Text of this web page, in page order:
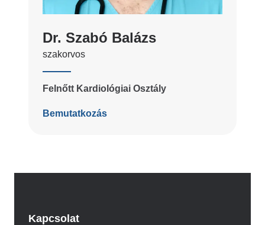
Dr. Szabó Balázs
szakorvos
Felnőtt Kardiológiai Osztály
Bemutatkozás
Kapcsolat